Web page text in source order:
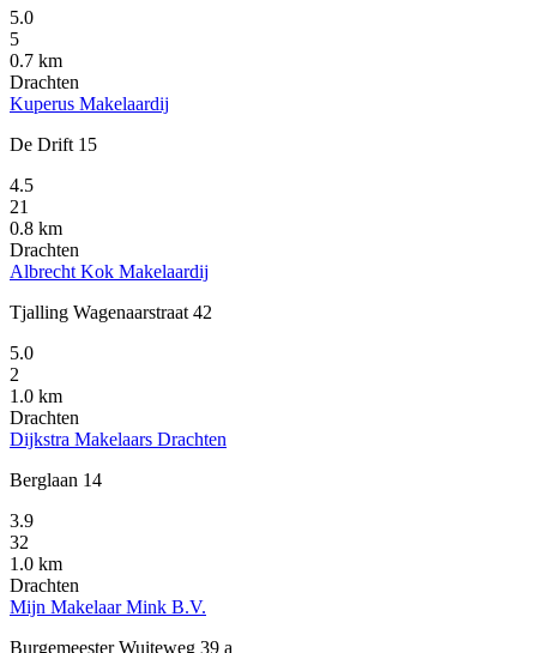
5.0
5
0.7 km
Drachten
Kuperus Makelaardij
De Drift 15
4.5
21
0.8 km
Drachten
Albrecht Kok Makelaardij
Tjalling Wagenaarstraat 42
5.0
2
1.0 km
Drachten
Dijkstra Makelaars Drachten
Berglaan 14
3.9
32
1.0 km
Drachten
Mijn Makelaar Mink B.V.
Burgemeester Wuiteweg 39 a